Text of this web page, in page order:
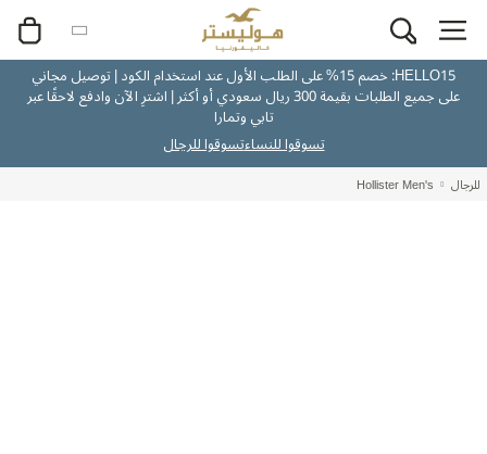
HELLO15: خصم 15% على الطلب الأول عند استخدام الكود | توصيل مجاني
على جميع الطلبات بقيمة 300 ريال سعودي أو أكثر | اشترِ الآن وادفع لاحقًا عبر
تابي وتمارا
تسوقوا للنساءتسوقوا للرجال
للرجال Hollister Men's